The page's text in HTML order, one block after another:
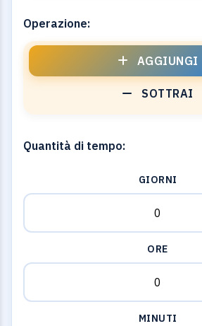
Operazione:
AGGIUNGI
SOTTRAI
Quantità di tempo:
GIORNI
ORE
MINUTI